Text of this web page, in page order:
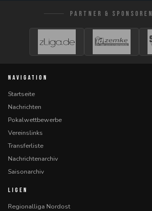
PARTNER & SPONSOREN
NAVIGATION
Startseite
Nachrichten
Pokalwettbewerbe
Vereinslinks
Transferliste
Nachrichtenarchiv
Saisonarchiv
LIGEN
Regionalliga Nordost